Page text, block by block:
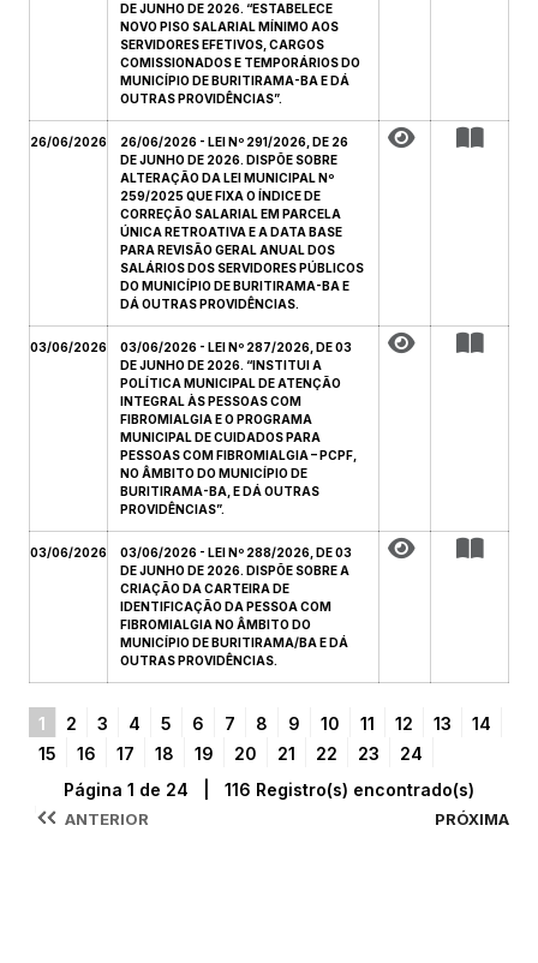
DE JUNHO DE 2026. “ESTABELECE
NOVO PISO SALARIAL MÍNIMO AOS
SERVIDORES EFETIVOS, CARGOS
COMISSIONADOS E TEMPORÁRIOS DO
MUNICÍPIO DE BURITIRAMA-BA E DÁ
OUTRAS PROVIDÊNCIAS”.
26/06/2026
26/06/2026 - LEI Nº 291/2026, DE 26
DE JUNHO DE 2026. DISPÕE SOBRE
ALTERAÇÃO DA LEI MUNICIPAL Nº
259/2025 QUE FIXA O ÍNDICE DE
CORREÇÃO SALARIAL EM PARCELA
ÚNICA RETROATIVA E A DATA BASE
PARA REVISÃO GERAL ANUAL DOS
SALÁRIOS DOS SERVIDORES PÚBLICOS
DO MUNICÍPIO DE BURITIRAMA-BA E
DÁ OUTRAS PROVIDÊNCIAS.
03/06/2026
03/06/2026 - LEI Nº 287/2026, DE 03
DE JUNHO DE 2026. “INSTITUI A
POLÍTICA MUNICIPAL DE ATENÇÃO
INTEGRAL ÀS PESSOAS COM
FIBROMIALGIA E O PROGRAMA
MUNICIPAL DE CUIDADOS PARA
PESSOAS COM FIBROMIALGIA – PCPF,
NO ÂMBITO DO MUNICÍPIO DE
BURITIRAMA-BA, E DÁ OUTRAS
PROVIDÊNCIAS”.
03/06/2026
03/06/2026 - LEI Nº 288/2026, DE 03
DE JUNHO DE 2026. DISPÕE SOBRE A
CRIAÇÃO DA CARTEIRA DE
IDENTIFICAÇÃO DA PESSOA COM
FIBROMIALGIA NO ÂMBITO DO
MUNICÍPIO DE BURITIRAMA/BA E DÁ
OUTRAS PROVIDÊNCIAS.
1 2 3 4 5 6 7 8 9 10 11 12 13
14
15
16 17 18 19 20 21 22 23 24
ANTERIOR
Página 1 de 24 | 116 Registro(s) encontrado(s)
PRÓXIMA